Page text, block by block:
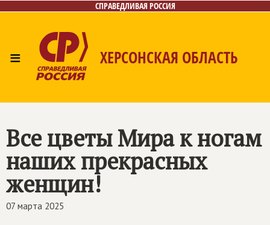
СПРАВЕДЛИВАЯ РОССИЯ
≡ ХЕРСОНСКАЯ ОБЛАСТЬ
Все цветы Мира к ногам
наших прекрасных
женщин!
07 марта 2025